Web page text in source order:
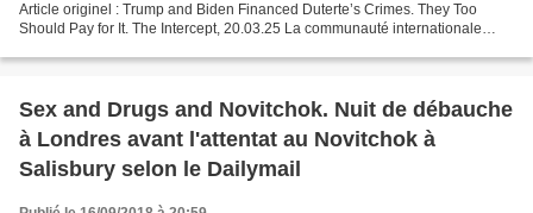
Article originel : Trump and Biden Financed Duterte’s Crimes. They Too
Should Pay for It. The Intercept, 20.03.25 La communauté internationale
Sex and Drugs and Novitchok. Nuit de débauche
à Londres avant l'attentat au Novitchok à
Salisbury selon le Dailymail